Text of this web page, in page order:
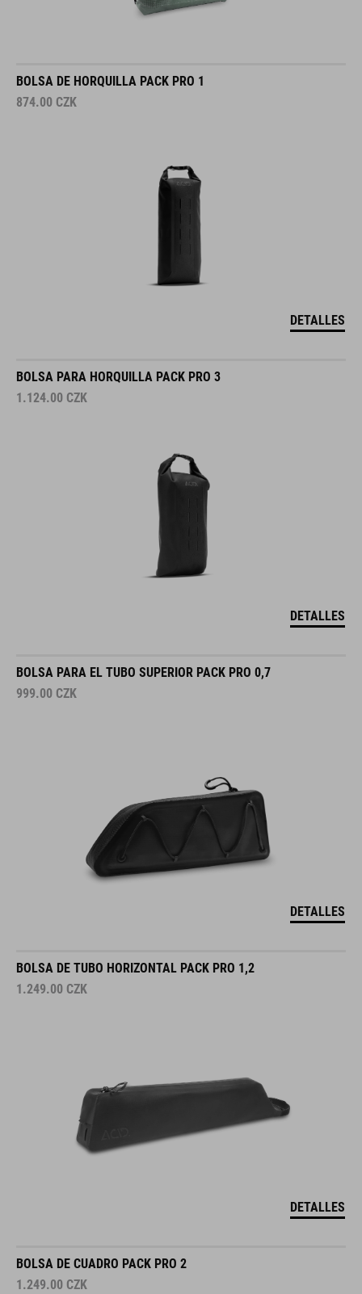
BOLSA DE HORQUILLA PACK PRO 1
874.00 CZK
DETALLES
BOLSA PARA HORQUILLA PACK PRO 3
1.124.00 CZK
DETALLES
BOLSA PARA EL TUBO SUPERIOR PACK PRO 0,7
999.00 CZK
DETALLES
BOLSA DE TUBO HORIZONTAL PACK PRO 1,2
1.249.00 CZK
DETALLES
BOLSA DE CUADRO PACK PRO 2
1.249.00 CZK